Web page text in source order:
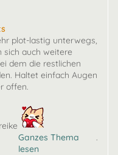
plot-lastig unterwegs,
sich auch weitere
dem die restlichen
Haltet einfach Augen
offen.
Ganzes Thema
lesen
.